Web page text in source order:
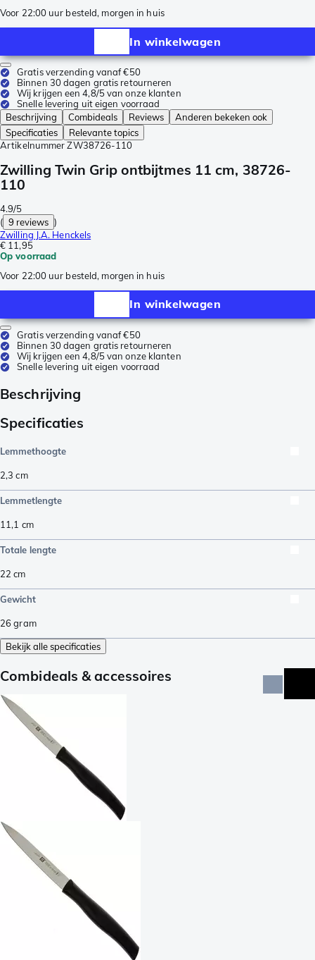
Voor 22:00 uur besteld, morgen in huis
In winkelwagen
Gratis verzending vanaf €50
Binnen 30 dagen gratis retourneren
Wij krijgen een 4,8/5 van onze klanten
Snelle levering uit eigen voorraad
Beschrijving
Combideals Reviews
Anderen bekeken ook
Specificaties
Relevante topics
Artikelnummer ZW38726-110
Zwilling Twin Grip ontbijtmes 11 cm, 38726-
110
4.9/5
( 9 reviews )
Zwilling J.A. Henckels
€ 11,95
Op voorraad
Voor 22:00 uur besteld, morgen in huis
In winkelwagen
Gratis verzending vanaf €50
Binnen 30 dagen gratis retourneren
Wij krijgen een 4,8/5 van onze klanten
Snelle levering uit eigen voorraad
Beschrijving
Specificaties
Lemmethoogte
2,3 cm
Lemmetlengte
11,1 cm
Totale lengte
22 cm
Gewicht
26gram
Bekijk alle specificaties
Combideals & accessoires